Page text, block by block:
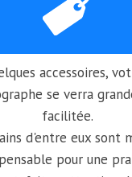
accessoires,
se verra
facilitée.
d'entre eux sont
pour une